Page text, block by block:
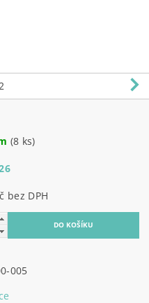
(8 ks)
20,66 Kč bez DPH
005